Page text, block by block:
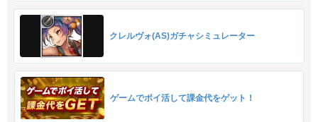
クレルヴォ(AS)ガチャシミュレーター
ゲームでポイ活して課金代をゲット！